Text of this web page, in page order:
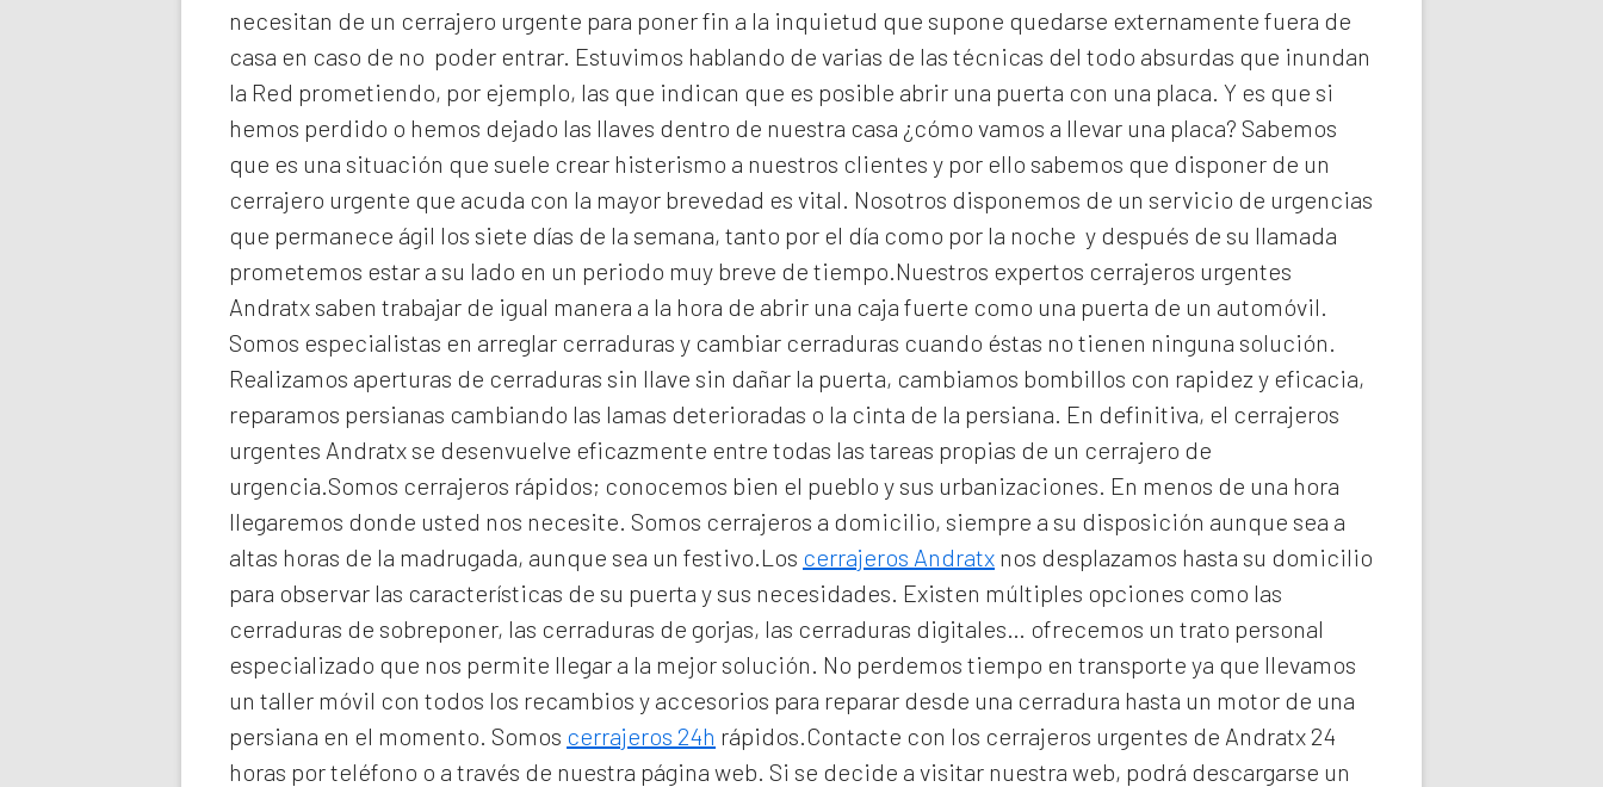
necesitan de un cerrajero urgente para poner fin a la inquietud que supone quedarse externamente fuera de
casa en caso de no poder entrar. Estuvimos hablando de varias de las técnicas del todo absurdas que inundan
la Red prometiendo, por ejemplo, las que indican que es posible abrir una puerta con una placa. Y es que si
hemos perdido o hemos dejado las llaves dentro de nuestra casa ¿cómo vamos a llevar una placa? Sabemos
que es una situación que suele crear histerismo a nuestros clientes y por ello sabemos que disponer de un
cerrajero urgente que acuda con la mayor brevedad es vital. Nosotros disponemos de un servicio de urgencias
que permanece ágil los siete días de la semana, tanto por el día como por la noche y después de su llamada
prometemos estar a su lado en un periodo muy breve de tiempo.Nuestros expertos cerrajeros urgentes
Andratx saben trabajar de igual manera a la hora de abrir una caja fuerte como una puerta de un automóvil.
Somos especialistas en arreglar cerraduras y cambiar cerraduras cuando éstas no tienen ninguna solución.
Realizamos aperturas de cerraduras sin llave sin dañar la puerta, cambiamos bombillos con rapidez y eficacia,
reparamos persianas cambiando las lamas deterioradas o la cinta de la persiana. En definitiva, el cerrajeros
urgentes Andratx se desenvuelve eficazmente entre todas las tareas propias de un cerrajero de
urgencia.Somos cerrajeros rápidos; conocemos bien el pueblo y sus urbanizaciones. En menos de una hora
llegaremos donde usted nos necesite. Somos cerrajeros a domicilio, siempre a su disposición aunque sea a
altas horas de la madrugada, aunque sea un festivo.Los cerrajeros Andratx nos desplazamos hasta su domicilio
para observar las características de su puerta y sus necesidades. Existen múltiples opciones como las
cerraduras de sobreponer, las cerraduras de gorjas, las cerraduras digitales… ofrecemos un trato personal
especializado que nos permite llegar a la mejor solución. No perdemos tiempo en transporte ya que llevamos
un taller móvil con todos los recambios y accesorios para reparar desde una cerradura hasta un motor de una
persiana en el momento. Somos cerrajeros 24h rápidos.Contacte con los cerrajeros urgentes de Andratx 24
horas por teléfono o a través de nuestra página web. Si se decide a visitar nuestra web, podrá descargarse un